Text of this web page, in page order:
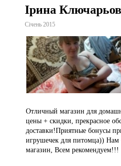
Ірина
Січень 2015
Отличный магазин для
цены + скидки, прекрасное
доставки!Приятные бонусы
игрушечек для питомца)) Нам
магазин, Всем рекомендуем!!!